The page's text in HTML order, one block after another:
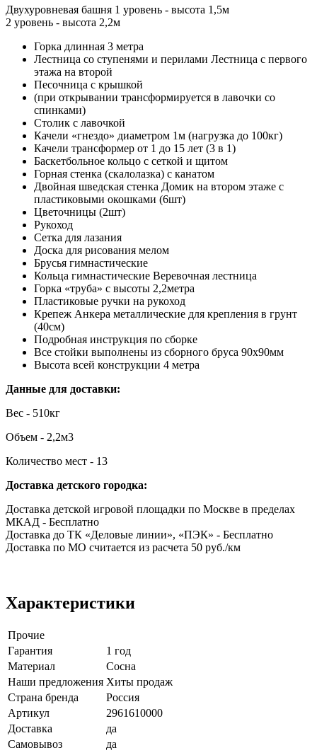
Двухуровневая башня 1 уровень - высота 1,5м
2 уровень - высота 2,2м
Горка длинная 3 метра
Лестница со ступенями и перилами Лестница с первого
этажа на второй
Песочница с крышкой
(при открывании трансформируется в лавочки со
спинками)
Столик с лавочкой
Качели «гнездо» диаметром 1м (нагрузка до 100кг)
Качели трансформер от 1 до 15 лет (3 в 1)
Баскетбольное кольцо с сеткой и щитом
Горная стенка (скалолазка) с канатом
Двойная шведская стенка Домик на втором этаже с
пластиковыми окошками (6шт)
Цветочницы (2шт)
Рукоход
Сетка для лазания
Доска для рисования мелом
Брусья гимнастические
Кольца гимнастические Веревочная лестница
Горка «труба» с высоты 2,2метра
Пластиковые ручки на рукоход
Крепеж Анкера металлические для крепления в грунт
(40см)
Подробная инструкция по сборке
Все стойки выполнены из сборного бруса 90х90мм
Высота всей конструкции 4 метра
Данные для доставки:
Вес - 510кг
Объем - 2,2м3
Количество мест - 13
Доставка детского городка:
Доставка детской игровой площадки по Москве в пределах
МКАД - Бесплатно
Доставка до ТК «Деловые линии», «ПЭК» - Бесплатно
Доставка по МО считается из расчета 50 руб./км
Характеристики
Прочие
Гарантия
1 год
Материал
Сосна
Наши предложения Хиты продаж
Страна бренда
Россия
Артикул
2961610000
Доставка
да
Самовывоз
да